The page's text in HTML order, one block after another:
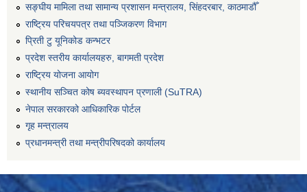
सङ्‍घीय मामिला तथा सामान्य प्रशासन मन्त्रालय, सिंहदरबार, काठमाडौँ
राष्ट्रिय परिचयपत्र तथा पञ्जिकरण विभाग
प्रिती टु यूनिकोड कन्भटर
प्रदेश स्तरीय कार्यालयहरु, बागमती प्रदेश
राष्ट्रिय योजना आयोग
स्थानीय सञ्चित कोष ब्यवस्थापन प्रणाली (SuTRA)
नेपाल सरकारको आधिकारिक पोर्टल
गृह मन्त्रालय
प्रधानमन्त्री तथा मन्त्रीपरिषदको कार्यालय